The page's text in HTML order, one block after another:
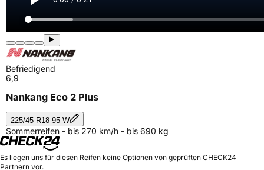
Befriedigend
6,9
Nankang Eco 2 Plus
225/45 R18 95 W
Sommerreifen - bis 270 km/h - bis 690 kg
Es liegen uns für diesen Reifen keine Optionen von geprüften CHECK24
Partnern vor.